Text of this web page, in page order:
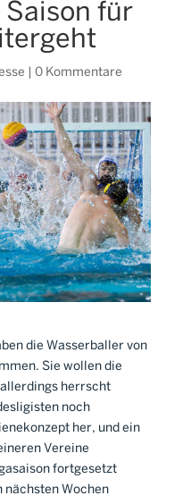
Saison für
0 Kommentare
die Wasserballer von
Sie wollen die
herrscht
noch
her, und ein
Vereine
fortgesetzt
nächsten Wochen